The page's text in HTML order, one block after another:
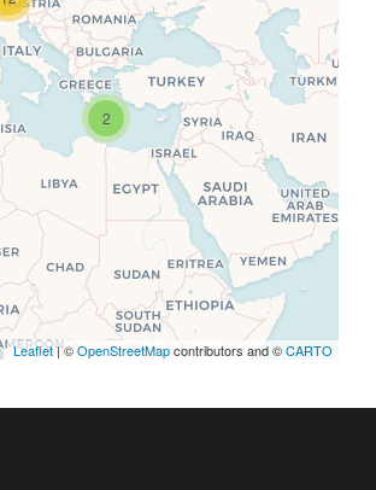
Travelers' Map wird geladen …
Wenn du dies siehst, nachdem
deine Seite vollständig geladen
wurde, fehlen leafletJS-Dateien.
2
Leaflet| ©OpenStreetMapcontributors and ©CARTO